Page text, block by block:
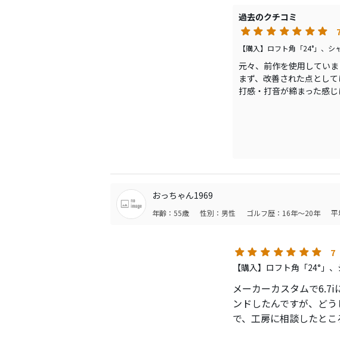
参考まで
過去のクチコミ
【購入】ロフト角「24°」、シ
元々、前作を使用してい
まず、改善された点として
打感・打音が締まった感じ
おっちゃん1969
年齢：55歳 性別：男性 ゴルフ歴：16年～20年 平
7
【購入】ロフト角「24°」
メーカーカスタムで6.7i
ンドしたんですが、ど
で、工房に相談したと
く振れてるのでウェッ